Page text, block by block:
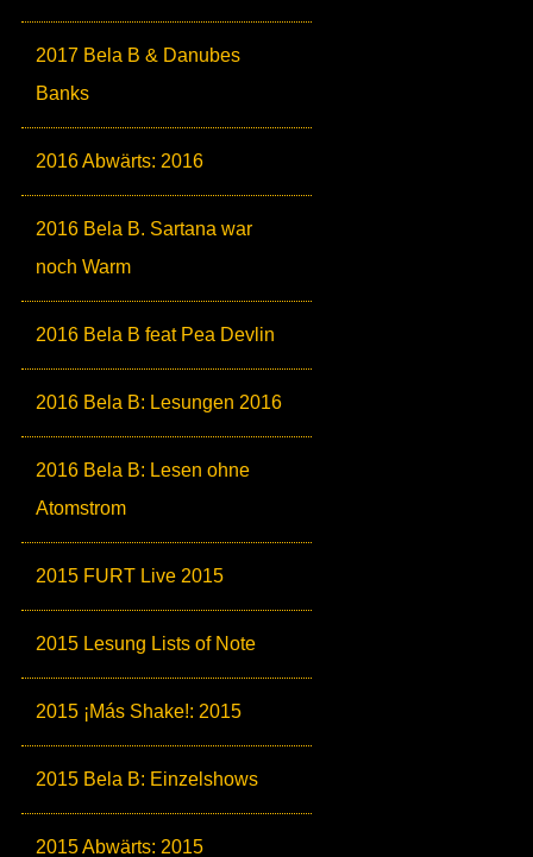
2017 Bela B & Danubes
Banks
2016 Abwärts: 2016
2016 Bela B. Sartana war
noch Warm
2016 Bela B feat Pea Devlin
2016 Bela B: Lesungen 2016
2016 Bela B: Lesen ohne
Atomstrom
2015 FURT Live 2015
2015 Lesung Lists of Note
2015 ¡Más Shake!: 2015
2015 Bela B: Einzelshows
2015 Abwärts: 2015